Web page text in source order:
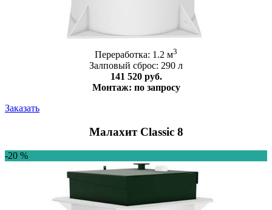
Переработка: 1.2 м3
Залповый сброс: 290 л
141 520 руб.
Монтаж: по запросу
Заказать
Малахит Classic 8
-20 %